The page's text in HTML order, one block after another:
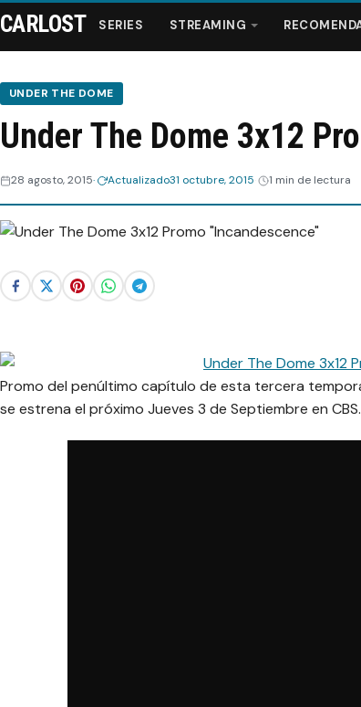
Series
Streaming
Recomendaciones
Videos
CARLOST SERIES STREAMING
UNDER THE DOME
Under The Dome 3x12
28 agosto, 2015 Actualizado31 octubre, 2015 1 min de lectura
Promo del penúltimo capítulo de esta tercera
se estrena el próximo Jueves 3 de Septiembre en CBS.